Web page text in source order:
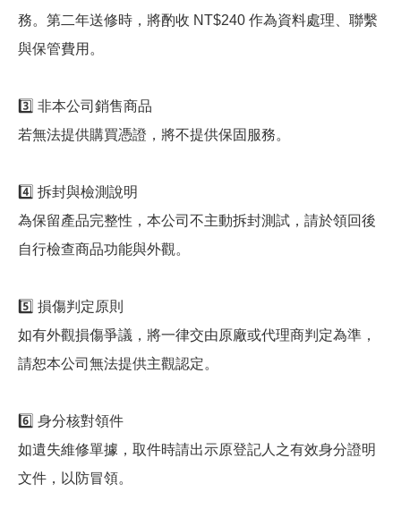
務。第二年送修時，將酌收 NT$240 作為資料處理、聯繫
與保管費用。
3️⃣ 非本公司銷售商品
若無法提供購買憑證，將不提供保固服務。
4️⃣ 拆封與檢測說明
為保留產品完整性，本公司不主動拆封測試，請於領回後
自行檢查商品功能與外觀。
5️⃣ 損傷判定原則
如有外觀損傷爭議，將一律交由原廠或代理商判定為準，
請恕本公司無法提供主觀認定。
6️⃣ 身分核對領件
如遺失維修單據，取件時請出示原登記人之有效身分證明
文件，以防冒領。